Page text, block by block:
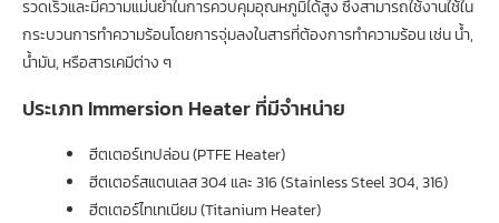
รวดเร็วและมีความแม่นยำในการควบคุมอุณหภูมิได้สูง ซึ่งสามารถใช้งานใช้ใน
กระบวนการทำความร้อนโดยการจุ่มลงในสารที่ต้องการทำความร้อน เช่น น้ำ,
น้ำมัน, หรือสารเคมีต่าง ๆ
ประเภท Immersion Heater ที่มีจำหน่าย
ฮีตเตอร์เทปล่อน (PTFE Heater)
ฮีตเตอร์สแตนเลส 304 และ 316 (Stainless Steel 304, 316)
ฮีตเตอร์ไทเทเนียม (Titanium Heater)